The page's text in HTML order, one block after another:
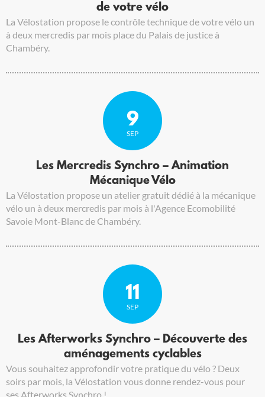
de votre vélo
La Vélostation propose le contrôle technique de votre vélo un
à deux mercredis par mois place du Palais de justice à
Chambéry.
9
SEP
Les Mercredis Synchro – Animation
Mécanique Vélo
La Vélostation propose un atelier gratuit dédié à la mécanique
vélo un à deux mercredis par mois à l'Agence Ecomobilité
Savoie Mont-Blanc de Chambéry.
11
SEP
Les Afterworks Synchro – Découverte des
aménagements cyclables
Vous souhaitez approfondir votre pratique du vélo ? Deux
soirs par mois, la Vélostation vous donne rendez-vous pour
ses Afterworks Synchro !